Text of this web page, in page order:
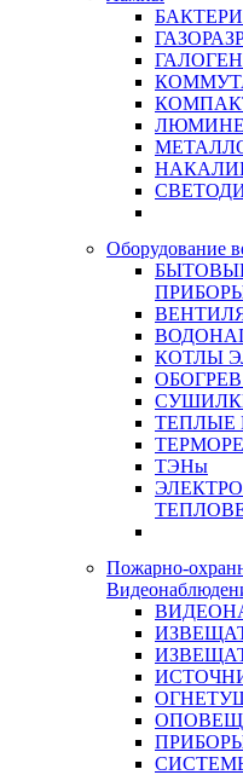
Оборудование
КОТЛЫ
ТЕПЛЫЕ
ТЭНы
Пожарно-